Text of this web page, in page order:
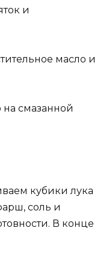
и
масло и
смазанной
кубики лука
соль и
В конце